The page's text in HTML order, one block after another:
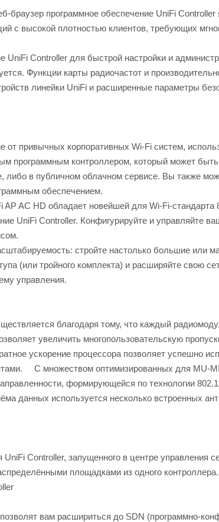
браузер программное обеспечение UniFi
с высокой плотностью клиентов, требующих
UniFi Controller для быстрой настройки и
Функции карты радиочастот и
линейки UniFi и расширенные параметры
от привычных корпоративных Wi-Fi систем,
программным контроллером, который может
либо в публичном облачном сервисе. Вы также
обеспечением.
AC HD обладает новейшей для Wi-Fi-стандарта
UniFi Controller. Конфигурируйте и управляйте
стройте настолько большие или
(или тройного комплекта) и расширяйте свою
управления.
благодаря тому, что каждый
увеличить многопользовательскую
ускорение процессора позволяет успешно
C множеством оптимизированных для MU-
формирующейся по технологии
данных используется несколько встроенных
Controller, запущенного в центре управления
площадками из одного
вам расшириться до SDN (программно-